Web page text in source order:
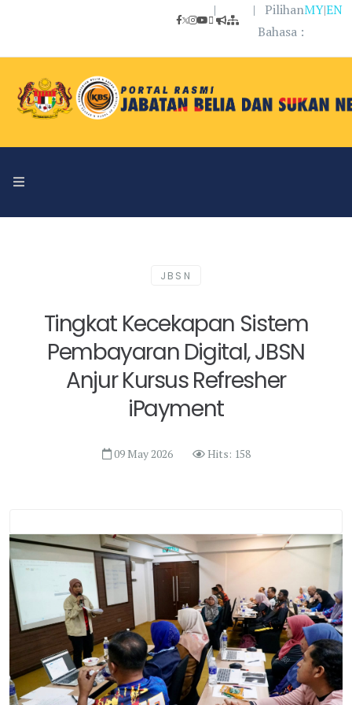
|
| Pilihan
Bahasa :
MY|EN
JBSN
Tingkat Kecekapan Sistem
Pembayaran Digital, JBSN
Anjur Kursus Refresher
iPayment
09 May 2026 Hits: 158